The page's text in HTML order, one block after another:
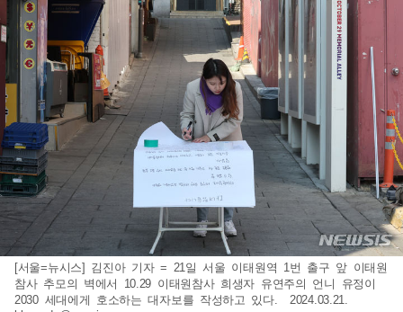
[서울=뉴시스] 김진아 기자 = 21일 서울 이태원역 1번 출구 앞 이태원
참사 추모의 벽에서 10.29 이태원참사 희생자 유연주의 언니 유정이
2030 세대에게 호소하는 대자보를 작성하고 있다. 2024.03.21.